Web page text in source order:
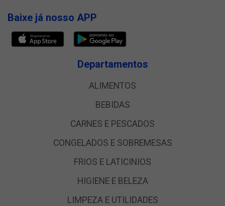
Baixe já nosso APP
Departamentos
ALIMENTOS
BEBIDAS
CARNES E PESCADOS
CONGELADOS E SOBREMESAS
FRIOS E LATICINIOS
HIGIENE E BELEZA
LIMPEZA E UTILIDADES